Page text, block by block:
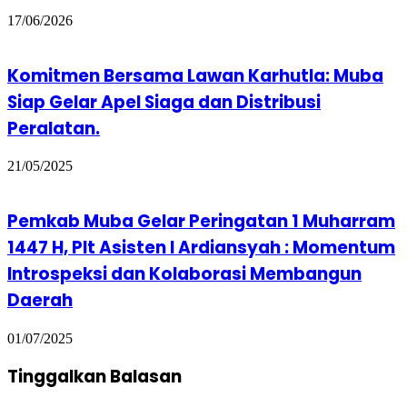
17/06/2026
Komitmen Bersama Lawan Karhutla: Muba
Siap Gelar Apel Siaga dan Distribusi
Peralatan.
21/05/2025
Pemkab Muba Gelar Peringatan 1 Muharram
1447 H, Plt Asisten I Ardiansyah : Momentum
Introspeksi dan Kolaborasi Membangun
Daerah
01/07/2025
Tinggalkan Balasan